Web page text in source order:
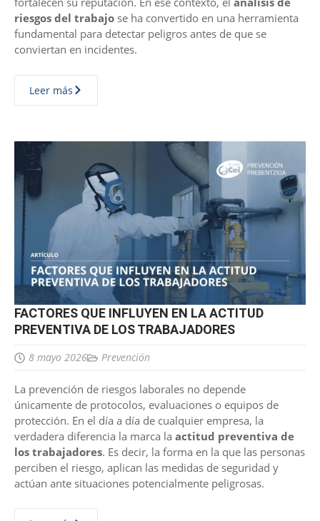
riesgos del trabajo se ha convertido en una herramienta
fundamental para detectar peligros antes de que se
conviertan en incidentes.
Leer más
FACTORES QUE INFLUYEN EN LA ACTITUD
PREVENTIVA DE LOS TRABAJADORES
8 mayo 2026 Prevención
La prevención de riesgos laborales no depende
únicamente de protocolos, evaluaciones o equipos de
protección. En el día a día de cualquier empresa, la
verdadera diferencia la marca la actitud preventiva de
los trabajadores. Es decir, la forma en la que las personas
perciben el riesgo, aplican las medidas de seguridad y
actúan ante situaciones potencialmente peligrosas.